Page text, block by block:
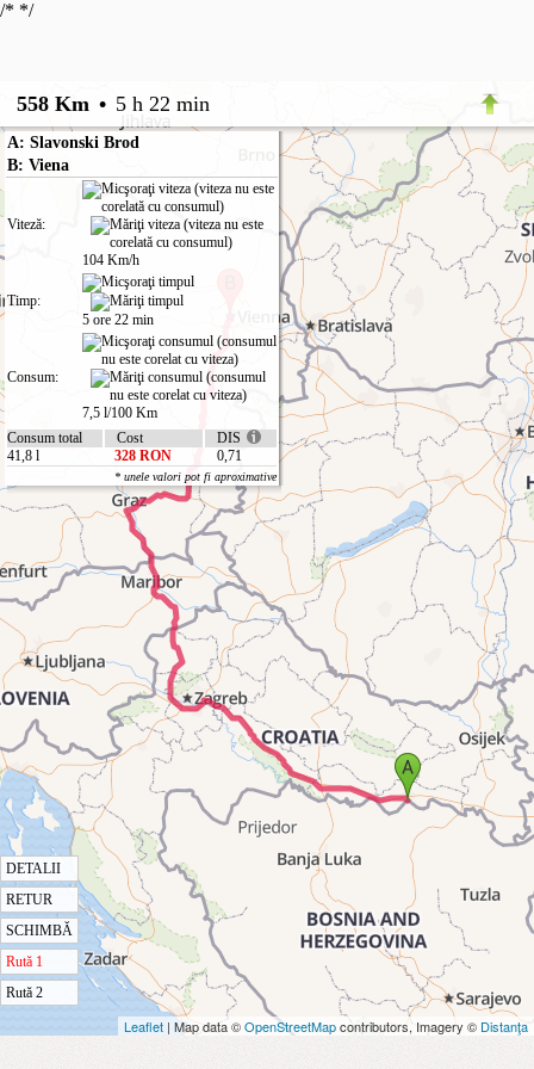
/* */
558 Km • 5 h 22 min
DETALII
RETUR
SCHIMBĂ
Rută 1
Rută 2
A: Slavonski Brod
B: Viena
Viteză:
104 Km/h
Timp:
5 ore 22 min
Consum:
7,5 l/100 Km
Consum total
Cost
DIS
41,8 l
328 RON 0,71
* unele valori pot fi aproximative